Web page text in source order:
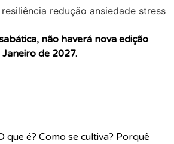
não haverá nova edição
de 2027.
que é? Como se cultiva? Porquê